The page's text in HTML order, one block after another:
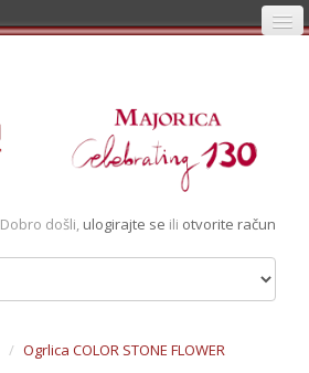
Dobro došli, ulogirajte se ili otvorite račun
/ Ogrlica COLOR STONE FLOWER